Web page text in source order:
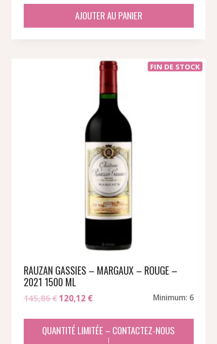
AJOUTER AU PANIER
FIN DE STOCK
RAUZAN GASSIES – MARGAUX – ROUGE –
2021 1500 ML
145,86€Le
initial
était :
120,12 €Le
actuel
est :
Minimum: 6
QUANTITÉ LIMITÉE – CONTACTEZ-NOUS
!